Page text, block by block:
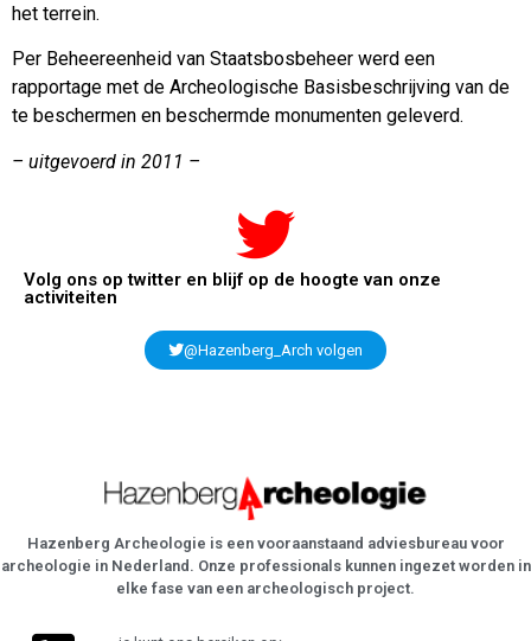
het terrein.
Per Beheereenheid van Staatsbosbeheer werd een
rapportage met de Archeologische Basisbeschrijving van de
te beschermen en beschermde monumenten geleverd.
– uitgevoerd in 2011 –
Volg ons op twitter en blijf op de hoogte van onze
activiteiten
@Hazenberg_Arch volgen
Hazenberg Archeologie is een vooraanstaand adviesbureau voor
archeologie in Nederland. Onze professionals kunnen ingezet worden in
elke fase van een archeologisch project.